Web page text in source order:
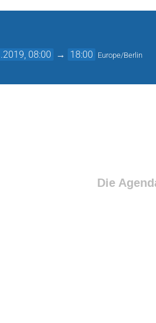
08:00 → 18:00 Europe/Berlin
Die